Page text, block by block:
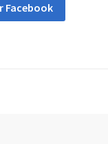
Facebook